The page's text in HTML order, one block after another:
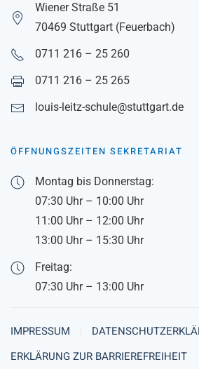
Wiener Straße 51
70469 Stuttgart (Feuerbach)
0711 216 – 25 260
0711 216 – 25 265
louis-leitz-schule@stuttgart.de
ÖFFNUNGSZEITEN SEKRETARIAT
Montag bis Donnerstag:
07:30 Uhr – 10:00 Uhr
11:00 Uhr – 12:00 Uhr
13:00 Uhr – 15:30 Uhr
Freitag:
07:30 Uhr – 13:00 Uhr
IMPRESSUM
ERKLÄRUNG ZUR BARRIEREFREIHEIT